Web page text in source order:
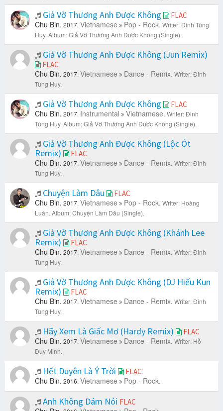
Giả Vờ Thương Anh Được Không FLAC
Chu Bin. 2017. Vietnamese Pop - Rock. Writer: Đinh Tùng
Huy. Album: Giả Vờ Thương Anh Được Không (Single).
Giả Vờ Thương Anh Được Không (Jun Remix)
FLAC
Chu Bin. 2017. Vietnamese Dance - Remix. Writer: Đinh
Tùng Huy.
Giả Vờ Thương Anh Được Không FLAC
Chu Bin. 2017. Instrumental Vietnamese. Writer: Đinh
Tùng Huy. Album: Giả Vờ Thương Anh Được Không (Single).
Giả Vờ Thương Anh Được Không (Lộc Ót
Remix)
FLAC
Chu Bin. 2017. Vietnamese Dance - Remix. Writer: Đinh
Tùng Huy.
Chuyện Làm Dâu FLAC
Chu Bin. 2017. Vietnamese Pop - Rock. Writer: Hoàng
Luân. Album: Chuyện Làm Dâu (Single).
Giả Vờ Thương Anh Được Không (Khánh Lee
Remix)
FLAC
Chu Bin. 2017. Vietnamese Dance - Remix. Writer: Đinh
Tùng Huy.
Giả Vờ Thương Anh Được Không (DJ Hiếu Kun
Remix)
FLAC
Chu Bin. 2017. Vietnamese Dance - Remix. Writer: Đinh
Tùng Huy.
Hãy Xem Là Giấc Mơ (Hardy Remix) FLAC
Chu Bin. 2017. Vietnamese Dance - Remix. Writer: Hồ
Duy Minh.
Hết Duyên Là Ý Trời FLAC
Chu Bin. 2016. Vietnamese Pop - Rock.
Anh Không Dám Nói FLAC